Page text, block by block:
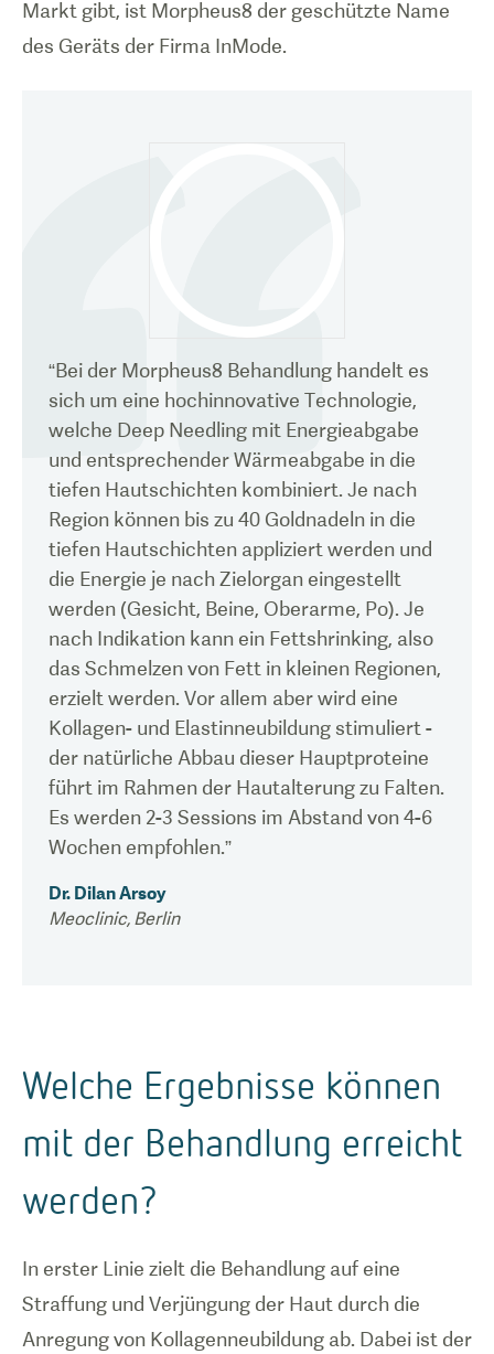
Markt gibt, ist Morpheus8 der geschützte Name
des Geräts der Firma InMode.
“Bei der Morpheus8 Behandlung handelt es
sich um eine hochinnovative Technologie,
welche Deep Needling mit Energieabgabe
und entsprechender Wärmeabgabe in die
tiefen Hautschichten kombiniert. Je nach
Region können bis zu 40 Goldnadeln in die
tiefen Hautschichten appliziert werden und
die Energie je nach Zielorgan eingestellt
werden (Gesicht, Beine, Oberarme, Po). Je
nach Indikation kann ein Fettshrinking, also
das Schmelzen von Fett in kleinen Regionen,
erzielt werden. Vor allem aber wird eine
Kollagen- und Elastinneubildung stimuliert -
der natürliche Abbau dieser Hauptproteine
führt im Rahmen der Hautalterung zu Falten.
Es werden 2-3 Sessions im Abstand von 4-6
Wochen empfohlen.”
Dr. Dilan Arsoy
Meoclinic, Berlin
Welche Ergebnisse können
mit der Behandlung erreicht
werden?
In erster Linie zielt die Behandlung auf eine
Straffung und Verjüngung der Haut durch die
Anregung von Kollagenneubildung ab. Dabei ist der